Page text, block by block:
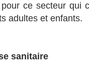
ce secteur qui
adultes et enfants.
sanitaire